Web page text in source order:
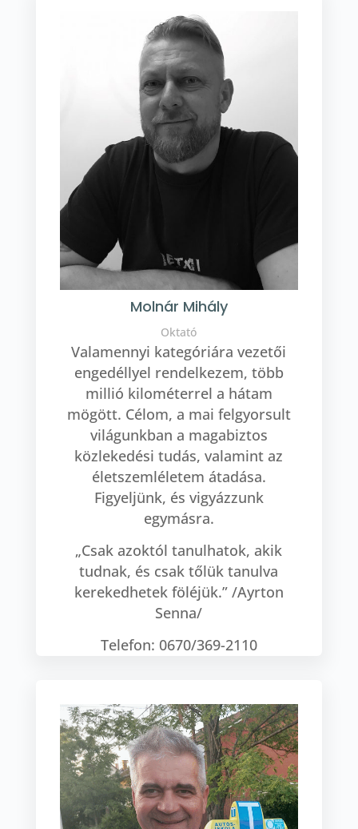
Molnár Mihály
Oktató
Valamennyi kategóriára vezetői
engedéllyel rendelkezem, több
millió kilométerrel a hátam
mögött. Célom, a mai felgyorsult
világunkban a magabiztos
közlekedési tudás, valamint az
életszemléletem átadása.
Figyeljünk, és vigyázzunk
egymásra.
„Csak azoktól tanulhatok, akik
tudnak, és csak tőlük tanulva
kerekedhetek föléjük.” /Ayrton
Senna/
Telefon: 0670/369-2110